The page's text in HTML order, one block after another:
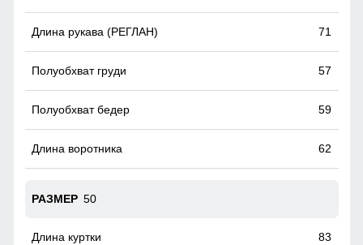
71
57
59
62
50
83